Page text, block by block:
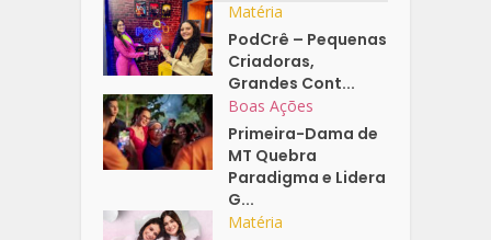
Matéria
PodCrê – Pequenas
Criadoras,
Grandes Cont...
Boas Ações
Primeira-Dama de
MT Quebra
Paradigma e Lidera
G...
Matéria